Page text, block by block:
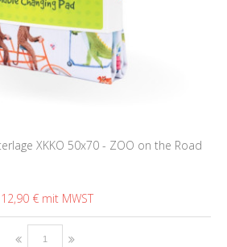
XKKO 50x70 - ZOO on the Road
12,90 €